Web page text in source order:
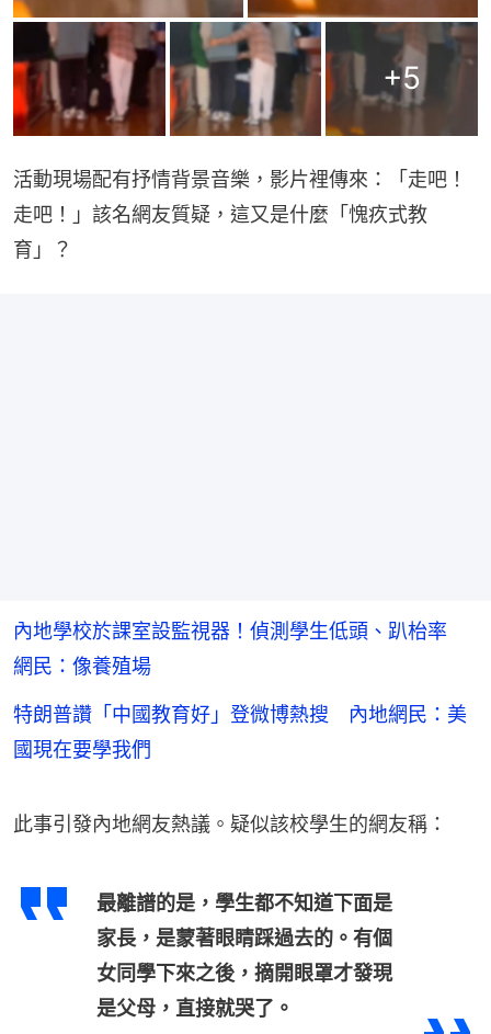
+5
活動現場配有抒情背景音樂，影片裡傳來：「走吧！
走吧！」該名網友質疑，這又是什麼「愧疚式教
育」？
內地學校於課室設監視器！偵測學生低頭、趴枱率
網民：像養殖場
特朗普讚「中國教育好」登微博熱搜 內地網民：美
國現在要學我們
此事引發內地網友熱議。疑似該校學生的網友稱：
最離譜的是，學生都不知道下面是
家長，是蒙著眼睛踩過去的。有個
女同學下來之後，摘開眼罩才發現
是父母，直接就哭了。